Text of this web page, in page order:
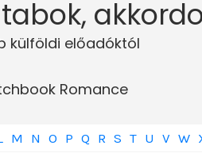
külföldi előadóktól
Romance
M N O P Q R S T U V W